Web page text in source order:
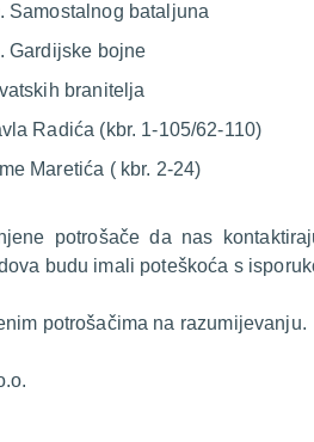
Samostalnog bataljuna
Gardijske bojne
branitelja
Radića (kbr. 1-105/62-110)
Maretića ( kbr. 2-24)
potrošače da nas
budu imali poteškoća s
potrošačima na razumijevanju.